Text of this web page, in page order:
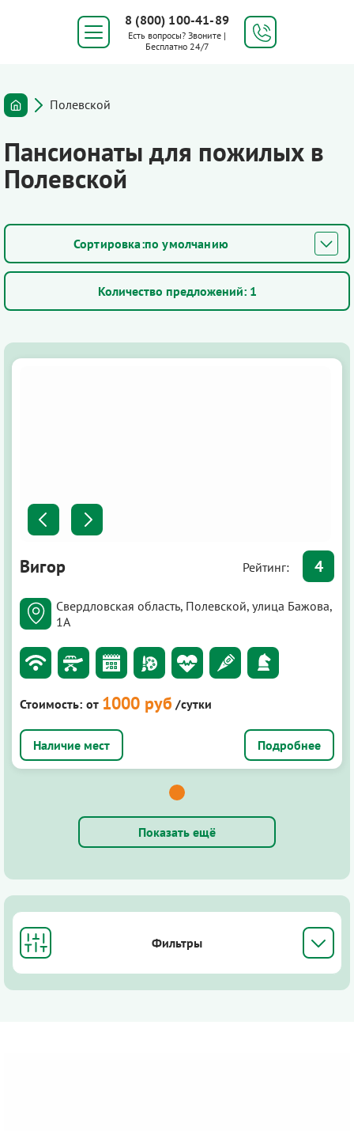
8 (800) 100-41-89
Есть вопросы? Звоните |
Бесплатно 24/7
Полевской
Пансионаты для пожилых в
Полевской
по умолчанию
Количество предложений: 1
Вигор Рейтинг: 4
Свердловская область, Полевской, улица Бажова,
1А
Стоимость: от 1000 руб /сутки
Подробнее
Показать ещё
Фильтры